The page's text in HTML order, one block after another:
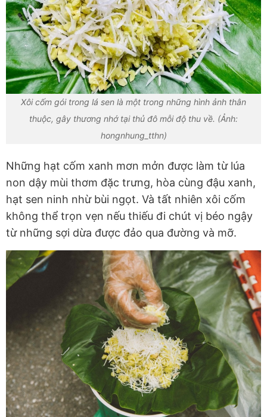
Xôi cốm gói trong lá sen là một trong những hình ảnh thân
thuộc, gây thương nhớ tại thủ đô mỗi độ thu về. (Ảnh:
hongnhung_tthn)
Những hạt cốm xanh mơn mởn được làm từ lúa
non dậy mùi thơm đặc trưng, hòa cùng đậu xanh,
hạt sen ninh nhừ bùi ngọt. Và tất nhiên xôi cốm
không thể trọn vẹn nếu thiếu đi chút vị béo ngậy
từ những sợi dừa được đảo qua đường và mỡ.